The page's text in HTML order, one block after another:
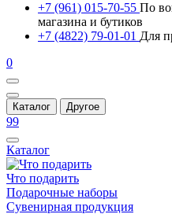
+7 (961) 015-70-55 По
магазина и бутиков
+7 (4822) 79-01-01 Для
0
Каталог Другое
99
Каталог
Что подарить
Подарочные наборы
Сувенирная продукция